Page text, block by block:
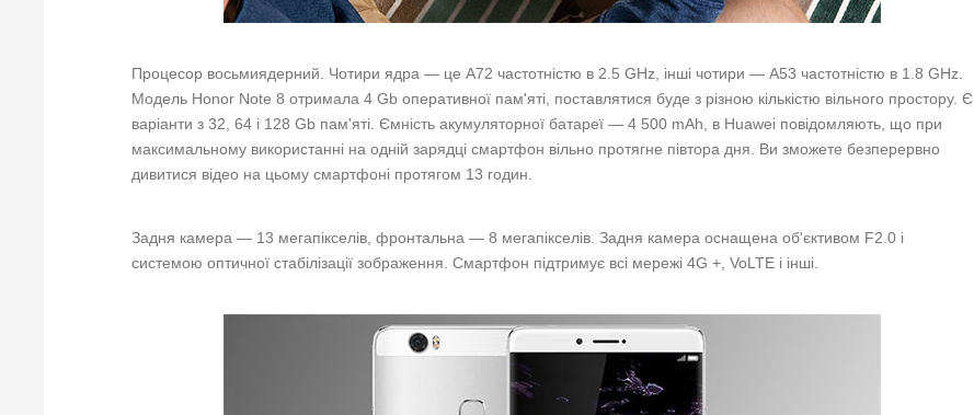
Процесор восьмиядерний. Чотири ядра — це A72 частотністю в 2.5 GHz, інші чотири — A53 частотністю в 1.8 GHz.
Модель Honor Note 8 отримала 4 Gb оперативної пам'яті, поставлятися буде з різною кількістю вільного простору. Є
варіанти з 32, 64 і 128 Gb пам'яті. Ємність акумуляторної батареї — 4 500 mAh, в Huawei повідомляють, що при
максимальному використанні на одній зарядці смартфон вільно протягне півтора дня. Ви зможете безперервно
дивитися відео на цьому смартфоні протягом 13 годин.
Задня камера — 13 мегапікселів, фронтальна — 8 мегапікселів. Задня камера оснащена об'єктивом F2.0 і
системою оптичної стабілізації зображення. Смартфон підтримує всі мережі 4G +, VoLTE і інші.